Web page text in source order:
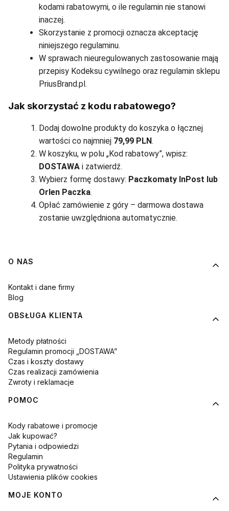
kodami rabatowymi, o ile regulamin nie stanowi
inaczej.
Skorzystanie z promocji oznacza akceptację
niniejszego regulaminu.
W sprawach nieuregulowanych zastosowanie mają
przepisy Kodeksu cywilnego oraz regulamin sklepu
PriusBrand.pl.
Jak skorzystać z kodu rabatowego?
Dodaj dowolne produkty do koszyka o łącznej
wartości co najmniej 79,99 PLN.
W koszyku, w polu „Kod rabatowy”, wpisz:
DOSTAWA i zatwierdź.
Wybierz formę dostawy: Paczkomaty InPost lub
Orlen Paczka.
Opłać zamówienie z góry – darmowa dostawa
zostanie uwzględniona automatycznie.
Linki w stopce
O NAS
Kontakt i dane firmy
Blog
OBSŁUGA KLIENTA
Metody płatności
Regulamin promocji „DOSTAWA”
Czas i koszty dostawy
Czas realizacji zamówienia
Zwroty i reklamacje
POMOC
Kody rabatowe i promocje
Jak kupować?
Pytania i odpowiedzi
Regulamin
Polityka prywatności
Ustawienia plików cookies
MOJE KONTO